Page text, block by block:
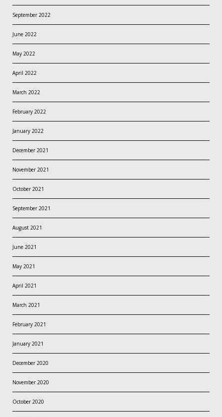
September 2022
June 2022
May 2022
April 2022
March 2022
February 2022
January 2022
December 2021
November 2021
October 2021
September 2021
August 2021
June 2021
May 2021
April 2021
March 2021
February 2021
January 2021
December 2020
November 2020
October 2020